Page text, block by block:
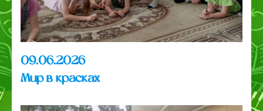
09.06.2026
Мир в красках